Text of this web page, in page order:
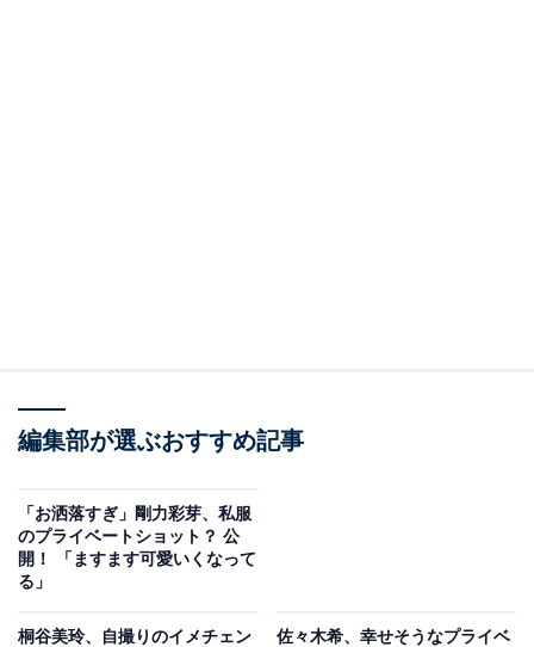
編集部が選ぶおすすめ記事
「お洒落すぎ」剛力彩芽、私服
のプライベートショット？ 公
開！ 「ますます可愛いくなって
る」
桐谷美玲、自撮りのイメチェン
佐々木希、幸せそうなプライベ